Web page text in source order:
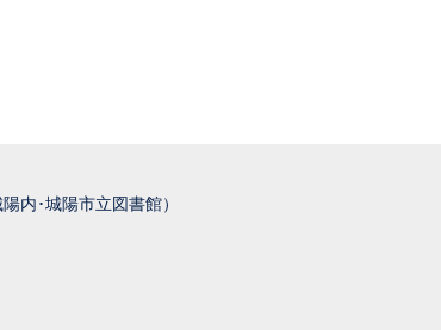
内･城陽市立図書館）